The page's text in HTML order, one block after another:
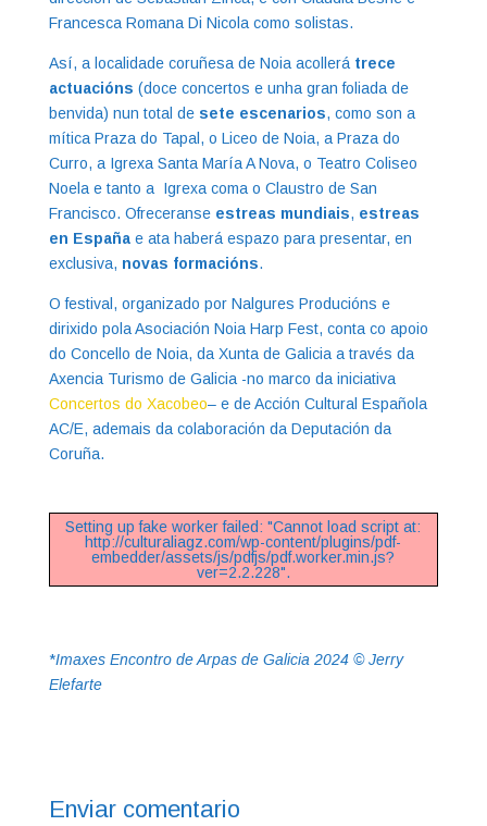
Francesca Romana Di Nicola como solistas.
Así, a localidade coruñesa de Noia acollerá trece
actuacións (doce concertos e unha gran foliada de
benvida) nun total de sete escenarios, como son a
mítica Praza do Tapal, o Liceo de Noia, a Praza do
Curro, a Igrexa Santa María A Nova, o Teatro Coliseo
Noela e tanto a Igrexa coma o Claustro de San
Francisco. Ofreceranse estreas mundiais, estreas
en Españae ata haberá espazo para presentar, en
exclusiva, novas formacións.
O festival, organizado por Nalgures Producións e
dirixido pola Asociación Noia Harp Fest, conta co apoio
do Concello de Noia, da Xunta de Galicia a través da
Axencia Turismo de Galicia -no marco da iniciativa
Concertos do Xacobeo– e de Acción Cultural Española
AC/E, ademais da colaboración da Deputación da
Coruña.
Setting up fake worker failed: "Cannot load script at:
http://culturaliagz.com/wp-content/plugins/pdf-
embedder/assets/js/pdfjs/pdf.worker.min.js?
ver=2.2.228".
*Imaxes Encontro de Arpas de Galicia 2024 © Jerry
Elefarte
Enviar comentario